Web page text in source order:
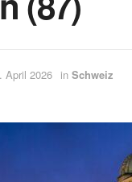
April 2026 in Schweiz